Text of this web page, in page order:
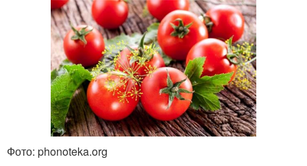
Фото: phonoteka.org